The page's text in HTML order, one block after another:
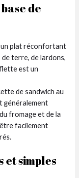
de
plat réconfortant
de terre, de lardons,
est un
de sandwich au
généralement
fromage et de la
facilement
et simples